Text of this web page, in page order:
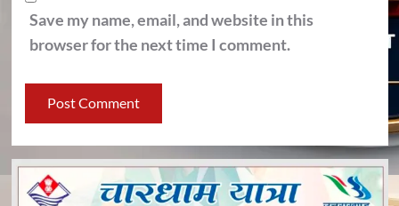
Save my name, email, and website in this
browser for the next time I comment.